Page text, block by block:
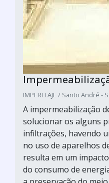
IMPERLLAJE / Santo André -
A impermeabilização
solucionar os alguns
infiltrações, havendo
no uso de aparelhos
resulta em um
do consumo de